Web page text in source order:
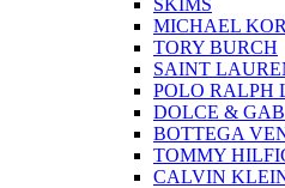
MICHAEL
TORY BURCH
SAINT
POLO RALPH
DOLCE &
BOTTEGA
TOMMY
CALVIN